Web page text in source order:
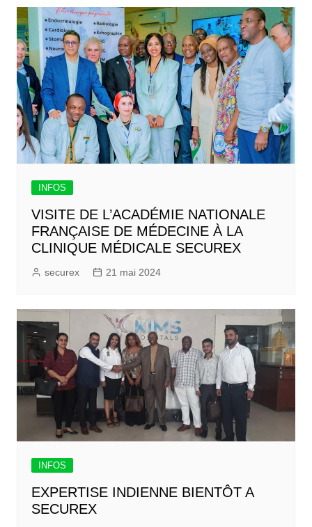
INFOS
VISITE DE L’ACADÉMIE NATIONALE
FRANÇAISE DE MÉDECINE À LA
CLINIQUE MÉDICALE SECUREX
securex 21 mai 2024
INFOS
EXPERTISE INDIENNE BIENTÔT A
SECUREX